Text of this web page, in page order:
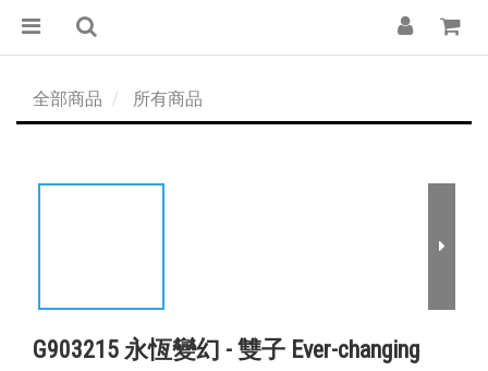
全部商品 所有商品
G903215 永恆變幻 - 雙子 Ever-changing